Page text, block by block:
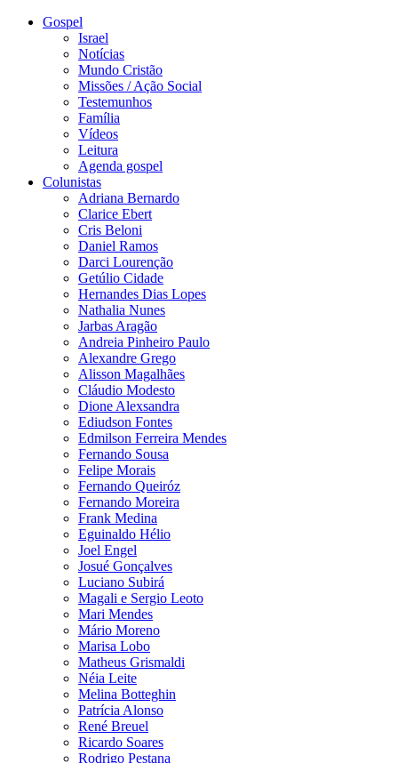
Gospel
Israel
Notícias
Mundo Cristão
Missões / Ação Social
Testemunhos
Família
Vídeos
Leitura
Agenda gospel
Colunistas
Adriana Bernardo
Clarice Ebert
Cris Beloni
Daniel Ramos
Darci Lourenção
Getúlio Cidade
Hernandes Dias Lopes
Nathalia Nunes
Jarbas Aragão
Andreia Pinheiro Paulo
Alexandre Grego
Alisson Magalhães
Cláudio Modesto
Dione Alexsandra
Ediudson Fontes
Edmilson Ferreira Mendes
Fernando Sousa
Felipe Morais
Fernando Queiróz
Fernando Moreira
Frank Medina
Eguinaldo Hélio
Joel Engel
Josué Gonçalves
Luciano Subirá
Magali e Sergio Leoto
Mari Mendes
Mário Moreno
Marisa Lobo
Matheus Grismaldi
Néia Leite
Melina Botteghin
Patrícia Alonso
René Breuel
Ricardo Soares
Rodrigo Pestana